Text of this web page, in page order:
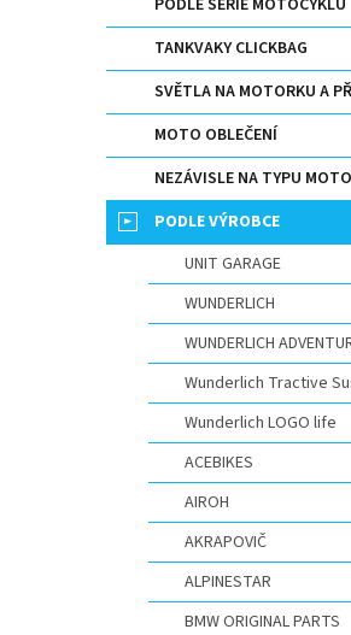
a
PODLE SERIE MOTOCYKLU
TANKVAKY CLICKBAG
SVĚTLA NA MOTORKU A
MOTO OBLEČENÍ
NEZÁVISLE NA TYPU
PODLE VÝROBCE
UNIT GARAGE
WUNDERLICH
WUNDERLICH
Wunderlich Tractive
Wunderlich LOGO life
ACEBIKES
AIROH
AKRAPOVIČ
ALPINESTAR
BMW ORIGINAL PARTS